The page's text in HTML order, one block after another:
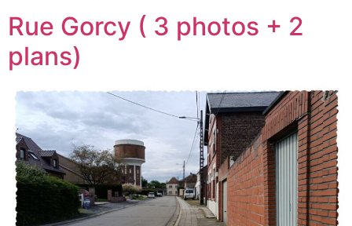
Rue Gorcy ( 3 photos + 2
plans)